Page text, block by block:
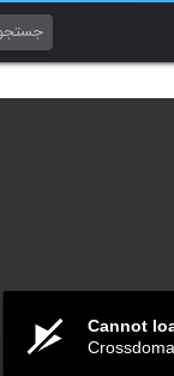
Cannot